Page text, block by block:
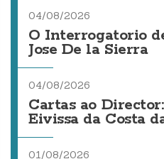
04/08/2026
O Interrogatorio
Jose De la Sierra
04/08/2026
Cartas ao
Eivissa da Costa
01/08/2026